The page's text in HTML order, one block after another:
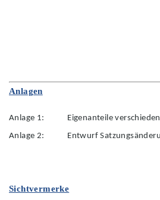
Anlagen
Anlage 1:
Eigenanteile
Anlage 2: Entwurf
Sichtvermerke